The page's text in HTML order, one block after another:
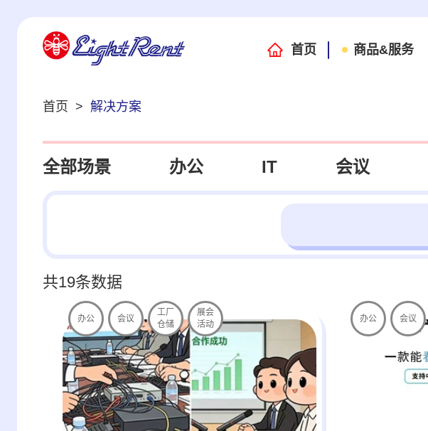
首页 商品&服务
首页 > 解决方案
全部场景 办公 IT 会议
共19条数据
办公 会议
工厂
仓储
展会
活动
办公 会议